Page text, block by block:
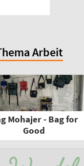
Arbeit
Mohajer - Bag for
Good